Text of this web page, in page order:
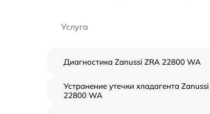
Услуга
Диагностика Zanussi ZRA 22800 WA
Устранение утечки хладагента
22800 WA